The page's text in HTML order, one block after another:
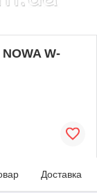
W-
Доставка